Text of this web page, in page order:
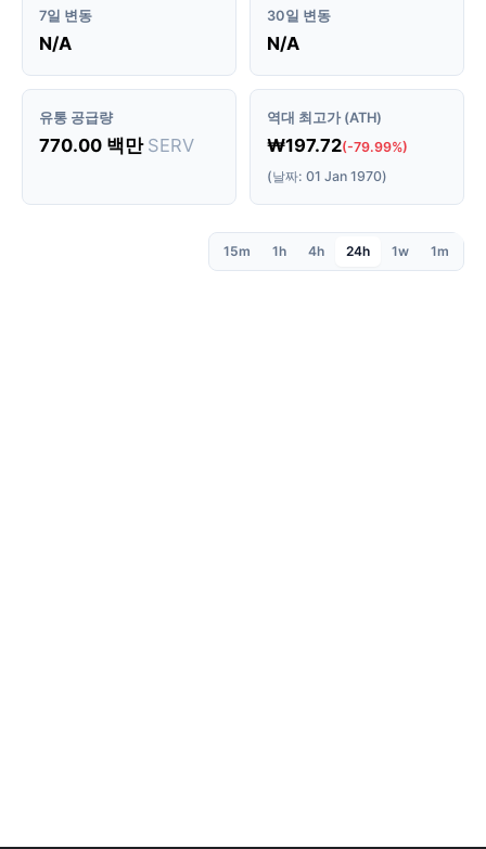
7일 변동
N/A
30일 변동
N/A
유통 공급량
770.00 백만 SERV
역대 최고가 (ATH)
₩197.72(-79.99%)
(날짜: 01 Jan 1970)
15m 1h 4h 24h 1w 1m